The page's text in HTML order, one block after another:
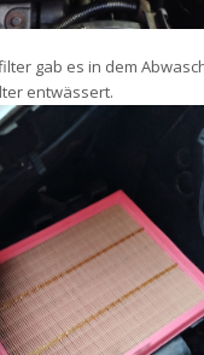
gab es in dem
entwässert.